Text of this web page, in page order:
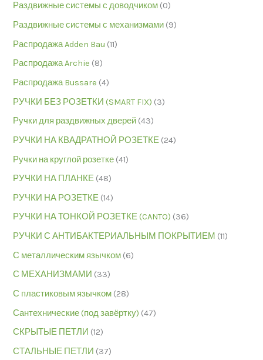
Раздвижные системы с доводчиком (0)
Раздвижные системы с механизмами (9)
Распродажа Adden Bau (11)
Распродажа Archie (8)
Распродажа Bussare (4)
РУЧКИ БЕЗ РОЗЕТКИ (SMART FIX) (3)
Ручки для раздвижных дверей (43)
РУЧКИ НА КВАДРАТНОЙ РОЗЕТКЕ (24)
Ручки на круглой розетке (41)
РУЧКИ НА ПЛАНКЕ (48)
РУЧКИ НА РОЗЕТКЕ (14)
РУЧКИ НА ТОНКОЙ РОЗЕТКЕ (CANTO) (36)
РУЧКИ С АНТИБАКТЕРИАЛЬНЫМ ПОКРЫТИЕМ (11)
С металлическим язычком (6)
С МЕХАНИЗМАМИ (33)
С пластиковым язычком (28)
Сантехнические (под завёртку) (47)
СКРЫТЫЕ ПЕТЛИ (12)
СТАЛЬНЫЕ ПЕТЛИ (37)